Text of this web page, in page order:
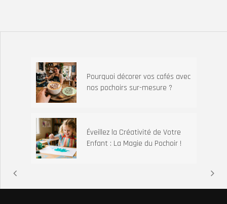
Pourquoi décorer vos cafés avec
nos pochoirs sur-mesure ?
Éveillez la Créativité de Votre
Enfant : La Magie du Pochoir !